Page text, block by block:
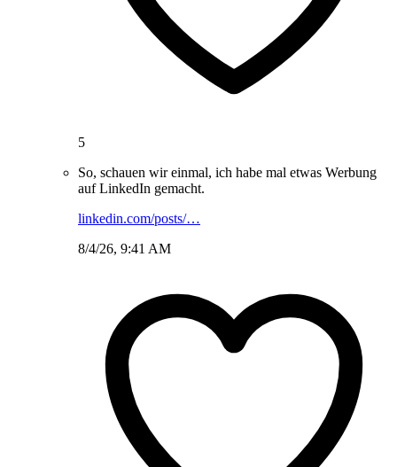
5
So, schauen wir einmal, ich habe mal etwas Werbung
auf LinkedIn gemacht.
linkedin.com/posts/…
8/4/26, 9:41 AM